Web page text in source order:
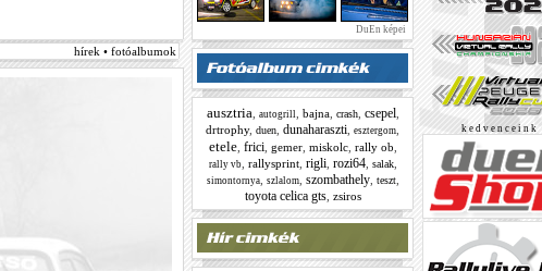
hírek • fotóalbumok
DuEn képei
ausztria autogrill bajna, crash, csepel
drtrophy, duen dunaharaszti esztergom
etele, frici, gemer, miskolc, rally ob
rally vb, rallysprint, rigli, rozi64, salak,
simontornya, szlalom, szombathely, teszt,
toyota celica gts, zsiros
k e d v e n c e i n k